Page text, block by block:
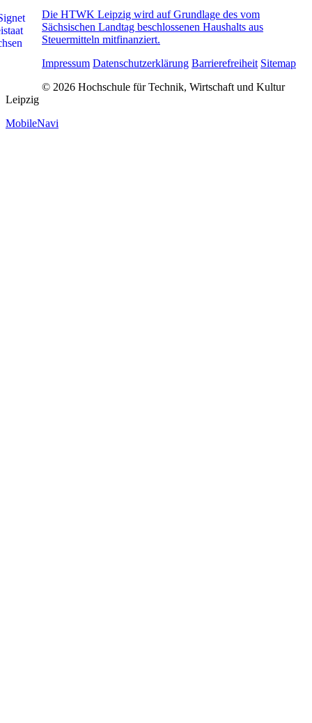
Die HTWK Leipzig wird auf Grundlage des vom
Sächsischen Landtag beschlossenen Haushalts aus
Steuermitteln mitfinanziert.
Impressum Datenschutzerklärung Barrierefreiheit Sitemap
© 2026 Hochschule für Technik, Wirtschaft und Kultur
Leipzig
MobileNavi